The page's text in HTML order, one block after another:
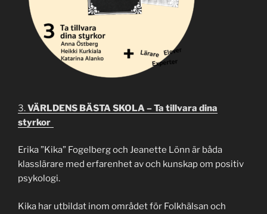
3.VÄRLDENS BÄSTA SKOLA – Ta tillvara dina
styrkor
Erika ”Kika” Fogelberg och Jeanette Lönn är båda
klasslärare med erfarenhet av och kunskap om positiv
psykologi.
Kika har utbildat inom området för Folkhälsan och